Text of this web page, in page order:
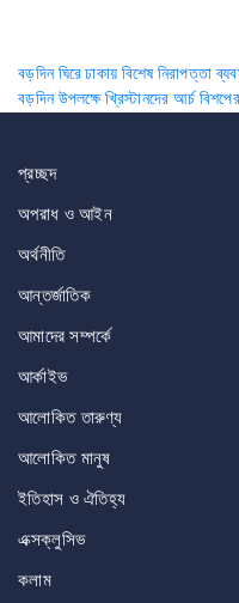
Post
navigation
বড়দিন ঘিরে ঢাকায় বিশেষ নিরাপত্তা
বড়দিন উপলক্ষে খ্রিস্টানদের আর্চ
প্রচ্ছদ
অপরাধ ও আইন
অর্থনীতি
আন্তর্জাতিক
আমাদের সম্পর্কে
আর্কাইভ
আলোকিত তারুণ্য
আলোকিত মানুষ
ইতিহাস ও ঐতিহ্য
এক্সক্লুসিভ
কলাম